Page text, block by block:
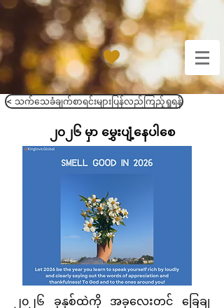
< သက်သေခံချက်စာရင်းများပြန်လည်ကြည့်ရှုရန်
၂၀၂၆ မှာ မွှေးပျံ့နေပါစေ
၂၀၂၆ ခုနှစ်ထဲကို အခုလေးတင် ခြေချ